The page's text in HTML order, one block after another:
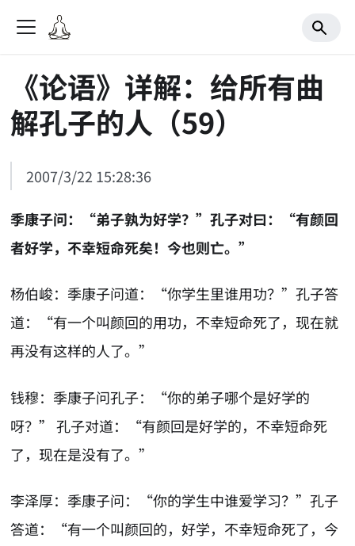
《论语》详解：给所有曲
解孔子的人（59）
2007/3/22 15:28:36
季康子问：“弟子孰为好学？”孔子对曰：“有颜回
者好学，不幸短命死矣！今也则亡。”
杨伯峻：季康子问道：“你学生里谁用功？”孔子答
道：“有一个叫颜回的用功，不幸短命死了，现在就
再没有这样的人了。”
钱穆：季康子问孔子：“你的弟子哪个是好学的
呀？” 孔子对道：“有颜回是好学的，不幸短命死
了，现在是没有了。”
李泽厚：季康子问：“你的学生中谁爱学习？”孔子
答道：“有一个叫颜回的，好学，不幸短命死了，今